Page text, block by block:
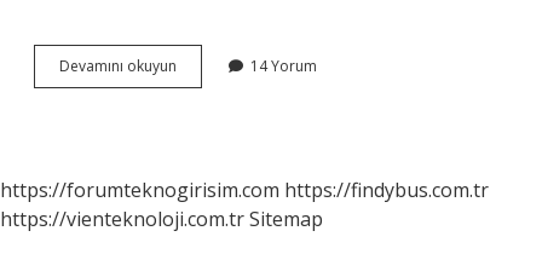
Devamını okuyun
Kaç
14 Yorum
https://forumteknogirisim.com https://findybus.com.tr
https://vienteknoloji.com.trSitemap